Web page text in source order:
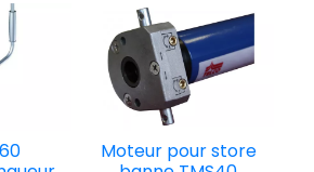
Moteur pour store